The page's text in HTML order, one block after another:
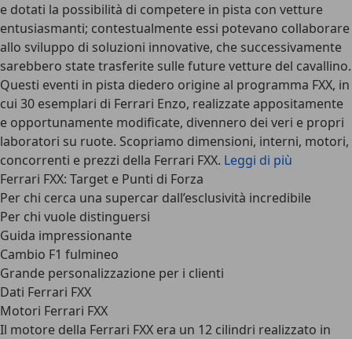
e dotati la possibilità di competere in pista con vetture
entusiasmanti; contestualmente essi potevano collaborare
allo sviluppo di soluzioni innovative, che successivamente
sarebbero state trasferite sulle future vetture del cavallino.
Questi eventi in pista diedero origine al programma FXX, in
cui 30 esemplari di Ferrari Enzo, realizzate appositamente
e opportunamente modificate, divennero dei veri e propri
laboratori su ruote. Scopriamo dimensioni, interni, motori,
concorrenti e prezzi della Ferrari FXX. Leggi di più
Ferrari FXX: Target e Punti di Forza
Per chi cerca una supercar dall’esclusività incredibile
Per chi vuole distinguersi
Guida impressionante
Cambio F1 fulmineo
Grande personalizzazione per i clienti
Dati Ferrari FXX
Motori Ferrari FXX
Il motore della Ferrari FXX era un 12 cilindri realizzato in